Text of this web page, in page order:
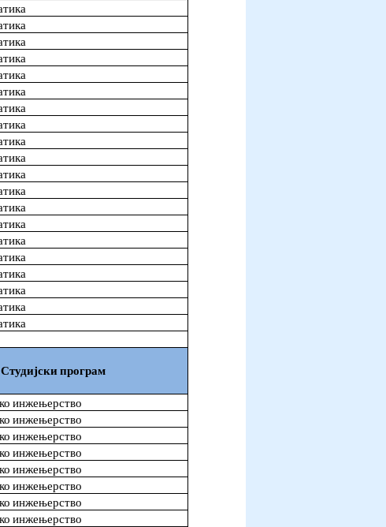
Студијски програм
инжењерство
инжењерство
инжењерство
инжењерство
инжењерство
инжењерство
инжењерство
инжењерство